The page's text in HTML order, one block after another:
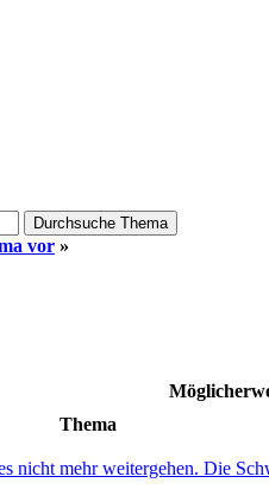
vor »
Thema
nicht mehr weitergehen. Die